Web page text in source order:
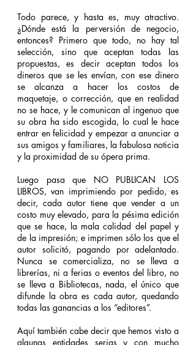
Todo parece, y hasta es, muy atractivo.
¿Dónde está la perversión de negocio,
entonces? Primero que todo, no hay tal
selección, sino que aceptan todas las
propuestas, es decir aceptan todos los
dineros que se les envían, con ese dinero
se alcanza a hacer los costos de
maquetaje, o corrección, que en realidad
no se hace, y le comunican al ingenuo que
su obra ha sido escogida, lo cual le hace
entrar en felicidad y empezar a anunciar a
sus amigos y familiares, la fabulosa noticia
y la proximidad de su ópera prima.
Luego pasa que NO PUBLICAN LOS
LIBROS, van imprimiendo por pedido, es
decir, cada autor tiene que vender a un
costo muy elevado, para la pésima edición
que se hace, la mala calidad del papel y
de la impresión; e imprimen sólo los que el
autor solicitó, pagando por adelantado.
Nunca se comercializa, no se lleva a
librerías, ni a ferias o eventos del libro, no
se lleva a Bibliotecas, nada, el único que
difunde la obra es cada autor, quedando
todas las ganancias a los “editores”.
Aquí también cabe decir que hemos visto a
algunas entidades serias y con mucho